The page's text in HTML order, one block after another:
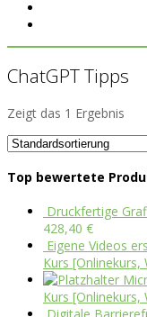
ChatGPT Tipps
Zeigt das 1 Ergebnis
Top bewertete
Druckfertige
428,40 €
Eigene Videos
Kurs [Onlinekurs,
Kurs [Onlinekurs,